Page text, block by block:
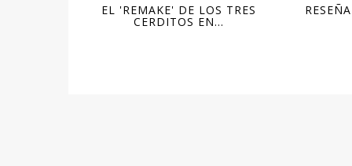
EL 'REMAKE' DE LOS TRES
CERDITOS EN...